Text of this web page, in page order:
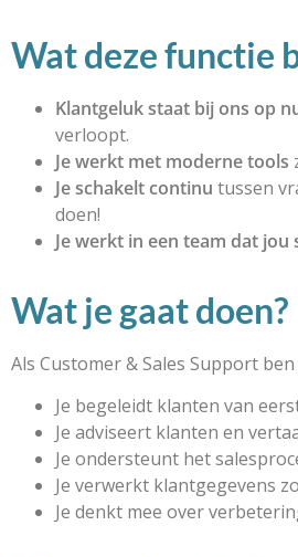
Wat deze functie
Klantgeluk staat bij ons op
verloopt.
Je werkt met moderne tools
Je schakelt continu tussen
doen!
Je werkt in een team dat jou
Wat je gaat doen?
Als Customer & Sales Support
Je begeleidt klanten van
Je adviseert klanten en
Je ondersteunt het
Je verwerkt klantgegevens
Je denkt mee over